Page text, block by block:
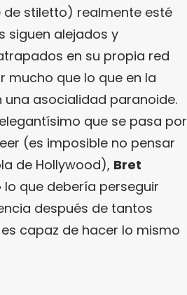
stiletto) realmente esté
siguen alejados y
en su propia red
mucho que lo que en la
asocialidad paranoide.
que se pasa por
(es imposible no pensar
de Hollywood), Bret
lo que debería perseguir
después de tantos
capaz de hacer lo mismo